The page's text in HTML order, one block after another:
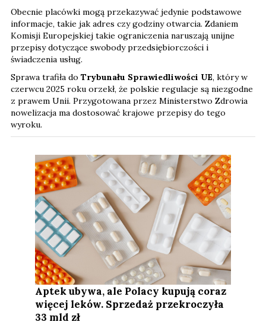
Obecnie placówki mogą przekazywać jedynie podstawowe
informacje, takie jak adres czy godziny otwarcia. Zdaniem
Komisji Europejskiej takie ograniczenia naruszają unijne
przepisy dotyczące swobody przedsiębiorczości i
świadczenia usług.
Sprawa trafiła do Trybunału Sprawiedliwości UE, który w
czerwcu 2025 roku orzekł, że polskie regulacje są niezgodne
z prawem Unii. Przygotowana przez Ministerstwo Zdrowia
nowelizacja ma dostosować krajowe przepisy do tego
wyroku.
Aptek ubywa, ale Polacy kupują coraz
więcej leków. Sprzedaż przekroczyła
33 mld zł